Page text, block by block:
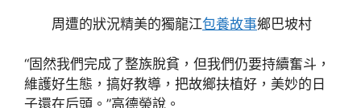
周遭的狀況精美的獨龍江包養故事鄉巴坡村
“固然我們完成了整族脫貧，但我們仍要持續奮斗，
維護好生態，搞好教導，把故鄉扶植好，美妙的日
子還在后頭。”高德榮說。